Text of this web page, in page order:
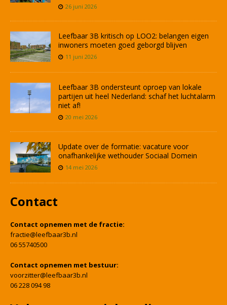
26 juni 2026
Leefbaar 3B kritisch op LOO2: belangen eigen
inwoners moeten goed geborgd blijven
11 juni 2026
Leefbaar 3B ondersteunt oproep van lokale
partijen uit heel Nederland: schaf het luchtalarm
niet af!
20 mei 2026
Update over de formatie: vacature voor
onafhankelijke wethouder Sociaal Domein
14 mei 2026
Contact
Contact opnemen met de fractie:
fractie@leefbaar3b.nl
06 55740500
Contact opnemen met bestuur:
voorzitter@leefbaar3b.nl
06 228 094 98